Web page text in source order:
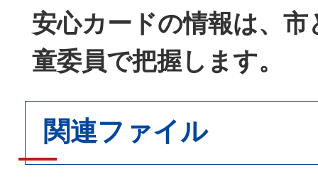
安心カードの情報は、市
童委員で把握します。
関連ファイル